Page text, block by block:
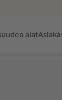
alat